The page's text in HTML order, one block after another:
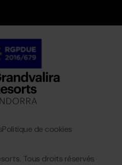
Tous droits réservés
Politique de cookies